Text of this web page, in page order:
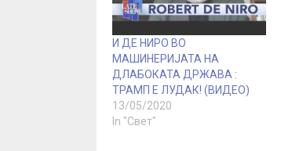
И ДЕ НИРО ВО
МАШИНЕРИЈАТА НА
ДЛАБОКАТА ДРЖАВА :
ТРАМП Е ЛУДАК! (ВИДЕО)
13/05/2020
In "Свет"